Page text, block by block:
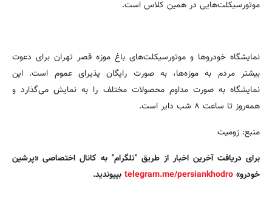
موتور‌سیکلت‌هایی در همین کلاس است.
نمایشگاه خودرو‌ها و موتورسیکلت‌های باغ موزه قصر تهران برای دعوت
بیشتر مردم به موزه‌ها، به صورت رایگان پذیرای عموم است. این
نمایشگاه به صورت مداوم محصولات مختلف را به نمایش می‌گذارد و
همه‌روز تا ساعت ۸ شب دایر است.
منبع: زومیت
برای دریافت آخرین اخبار از طریق "تلگرام" به کانال اختصاصی «پرشین
خودرو» telegram.me/persiankhodro بپیوندید.